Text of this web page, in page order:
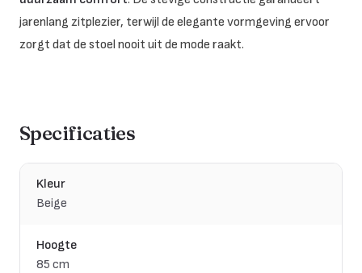
jarenlang zitplezier, terwijl de elegante vormgeving ervoor
zorgt dat de stoel nooit uit de mode raakt.
Specificaties
Kleur
Beige
Hoogte
85 cm